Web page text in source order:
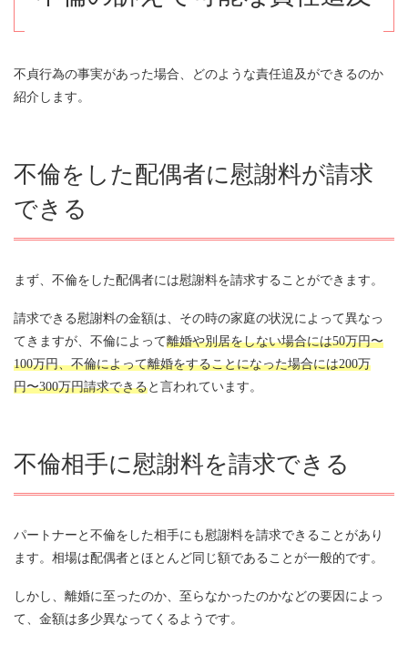
不貞行為の事実があった場合、どのような責任追及ができるのか
紹介します。
不倫をした配偶者に慰謝料が請求
できる
まず、不倫をした配偶者には慰謝料を請求することができます。
請求できる慰謝料の金額は、その時の家庭の状況によって異なっ
てきますが、不倫によって離婚や別居をしない場合には50万円〜
100万円、不倫によって離婚をすることになった場合には200万
円〜300万円請求できると言われています。
不倫相手に慰謝料を請求できる
パートナーと不倫をした相手にも慰謝料を請求できることがあり
ます。相場は配偶者とほとんど同じ額であることが一般的です。
しかし、離婚に至ったのか、至らなかったのかなどの要因によっ
て、金額は多少異なってくるようです。